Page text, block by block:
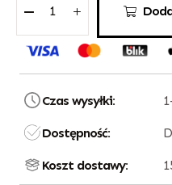
Czas wysyłki:
Dostępność:
Koszt dostawy: